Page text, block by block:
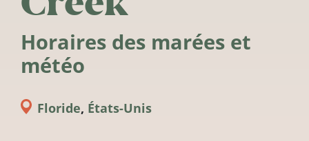
Horaires des marées et
météo
Floride, États-Unis